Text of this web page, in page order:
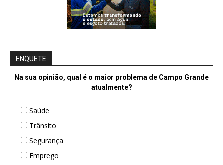
ENQUETE
Na sua opinião, qual é o maior problema de Campo Grande
atualmente?
Saúde
Trânsito
Segurança
Emprego